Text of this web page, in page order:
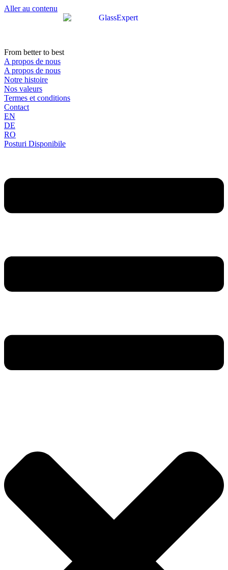
Aller au contenu
From better to best
A propos de nous
A propos de nous
Notre histoire
Nos valeurs
Termes et conditions
Contact
EN
DE
RO
Posturi Disponibile